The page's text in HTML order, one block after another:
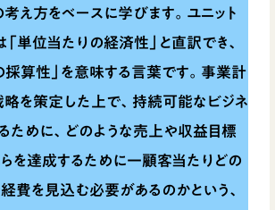
考え方をベースに学びます。ユニット
「単位当たりの経済性」と直訳でき、
採算性」を意味する言葉です。事業計
を策定した上で、持続可能なビジネ
ために、どのような売上や収益目標
を達成するために一顧客当たりどの
費を見込む必要があるのかという、